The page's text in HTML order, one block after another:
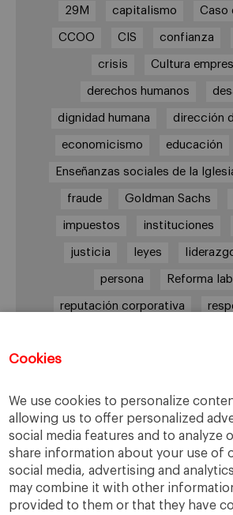
Cookies
We use cookies to personalize
allowing us to offer personalized
social media features and to analyze
share information about your use of
social media, advertising and
may combine it with other
provided to them or that they have
29M capitalismo Caso
CCOO CIS confianza
crisis Cultura
derechos humanos
dignidad humana dirección
economicismo educación
Enseñanzas sociales de la
fraude Goldman Sachs
impuestos instituciones
justicia leyes
persona Reforma
reputación corporativa
transparencia UGT Valores
virtudes Ética ética
ética empresarial